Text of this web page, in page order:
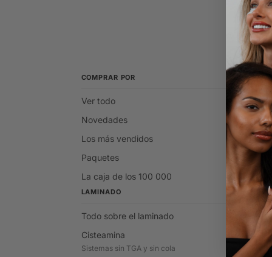
COMPRAR POR
Ver todo
Novedades
Los más vendidos
Paquetes
La caja de los 100 000
LAMINADO
Todo sobre el laminado
Cisteamina
Sistemas sin TGA y sin cola